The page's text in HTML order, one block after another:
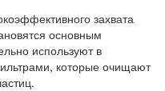
захвата
основным
используют в
которые очищают